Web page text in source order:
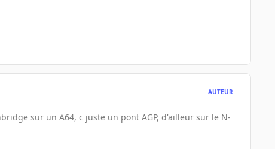
AUTEUR
sur un A64, c juste un pont AGP, d'ailleur sur le N-